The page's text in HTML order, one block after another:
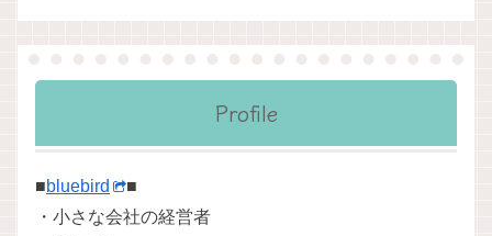
Profile
■bluebird
■
・小さな会社の経営者